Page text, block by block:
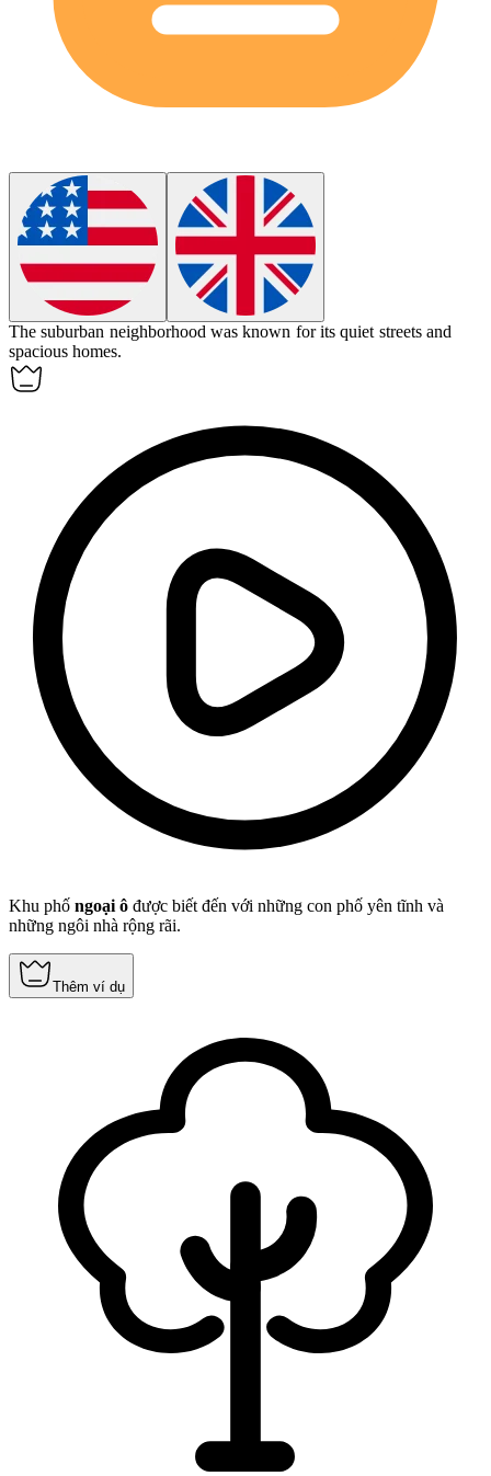
Thesuburban neighborhood was known for its quiet streets and
spacious homes.
Khu phố ngoại ô được biết đến với những con phố yên tĩnh và
những ngôi nhà rộng rãi.
Thêm ví dụ